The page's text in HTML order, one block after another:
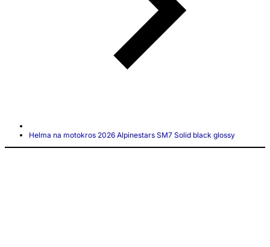
Helma na motokros 2026 Alpinestars SM7 Solid black glossy